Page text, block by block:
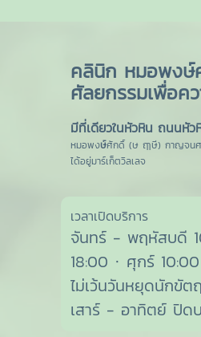
คลินิก หมอพงษ์
ศัลยกรรมเพื่อค
มีที่เดียวในหัวหิน ถนนหัว
หมอพงษ์ศักดิ์ (ษ ฤๅษี) กาญจน
ได้อยู่มาร์เก็ตวิลเลจ
เวลาเปิดบริการ
จันทร์ - พฤหัสบดี
18:00 · ศุกร์
ไม่เว้นวันหยุดนักขัต
เสาร์ - อาทิตย์ ปิด